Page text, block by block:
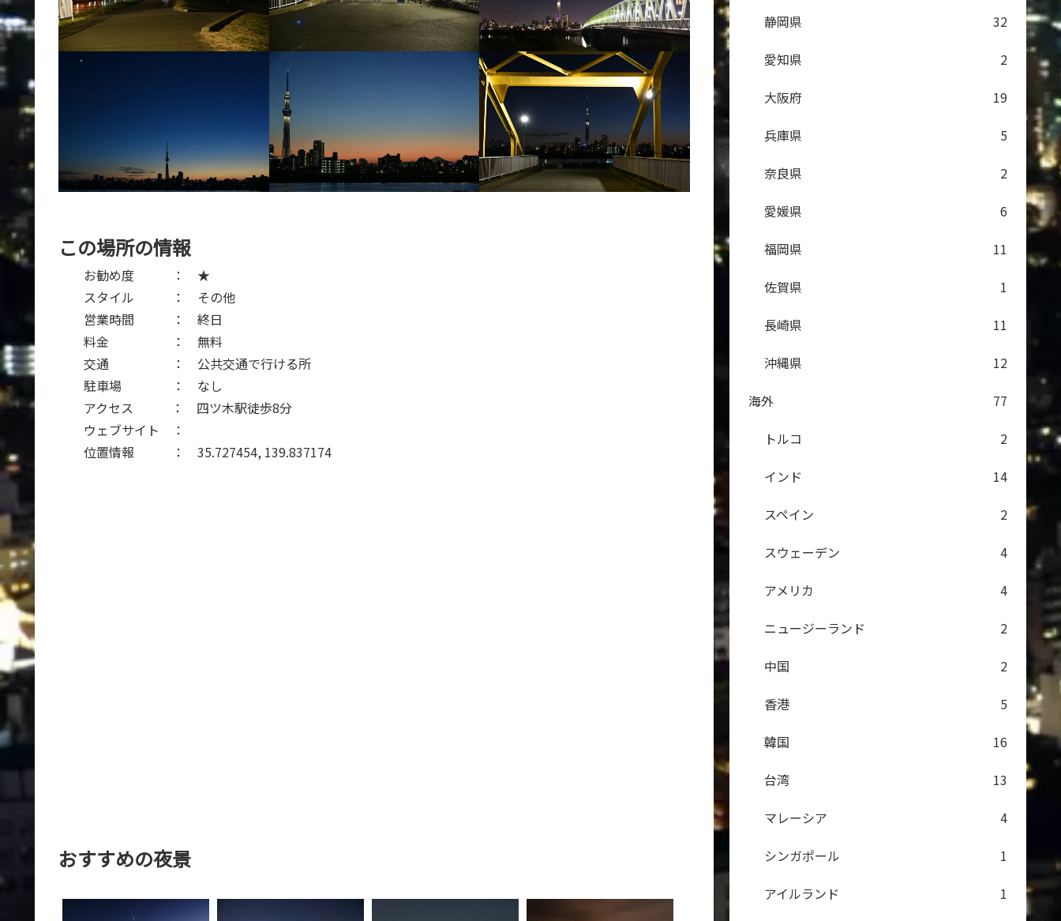
この場所の情報
お勧め度 ： ★
スタイル ： その他
営業時間 ： 終日
料金 ： 無料
交通 ： 公共交通で行ける所
駐車場 ： なし
アクセス ： 四ツ木駅徒歩8分
ウェブサイト ：
位置情報 ： 35.727454, 139.837174
おすすめの夜景
静岡県
32
愛知県
2
大阪府
19
兵庫県
5
奈良県
2
愛媛県
6
福岡県
11
佐賀県
1
長崎県
11
沖縄県
12
海外
77
トルコ
2
インド
14
スペイン
2
スウェーデン
4
アメリカ
4
ニュージーランド
2
中国
2
香港
5
韓国
16
台湾
13
マレーシア
4
シンガポール
1
アイルランド
1